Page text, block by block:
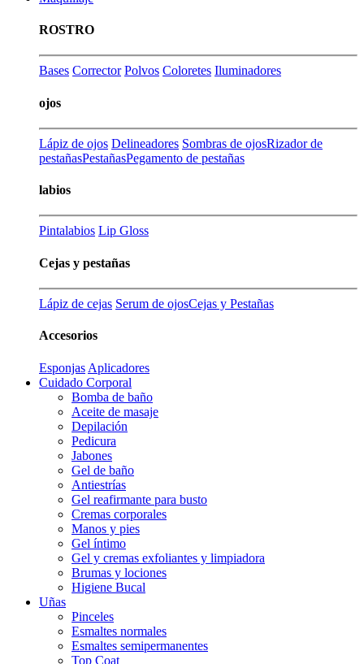
ROSTRO
Bases Corrector Polvos Coloretes Iluminadores
ojos
Lápiz de ojos Delineadores Sombras de ojosRizador de
pestañasPestañasPegamento de pestañas
labios
Pintalabios Lip Gloss
Cejas y pestañas
Lápiz de cejas Serum de ojosCejas y Pestañas
Accesorios
Esponjas Aplicadores
Cuidado Corporal
Bomba de baño
Aceite de masaje
Depilación
Pedicura
Jabones
Gel de baño
Antiestrías
Gel reafirmante para busto
Cremas corporales
Manos y pies
Gel íntimo
Gel y cremas exfoliantes y limpiadora
Brumas y lociones
Higiene Bucal
Uñas
Pinceles
Esmaltes normales
Esmaltes semipermanentes
Top Coat